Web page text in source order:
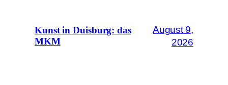
Kunst in Duisburg: das
MKM
August 9,
2026